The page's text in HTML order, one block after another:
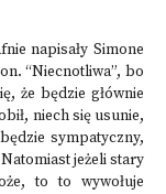
napisały Simone
“Niecnotliwa”, bo
że będzie głównie
niech się usunie,
sympatyczny,
jeżeli stary
to to wywołuje